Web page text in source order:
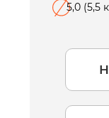
5,0 (5,5